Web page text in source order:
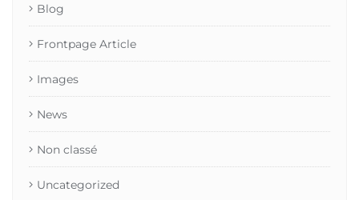
Blog
Frontpage Article
Images
News
Non classé
Uncategorized